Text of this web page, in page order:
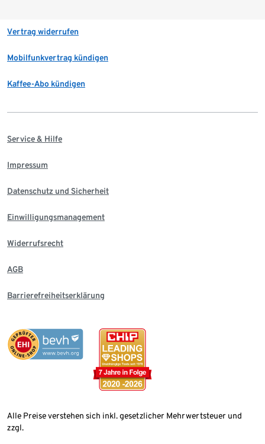
Vertrag widerrufen
Mobilfunkvertrag kündigen
Kaffee-Abo kündigen
Service & Hilfe
Impressum
Datenschutz und Sicherheit
Einwilligungsmanagement
Widerrufsrecht
AGB
Barrierefreiheitserklärung
Alle Preise verstehen sich inkl. gesetzlicher Mehrwertsteuer und
zzgl.